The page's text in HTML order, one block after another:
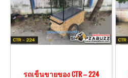
รถเข็นขายของ CTR – 224